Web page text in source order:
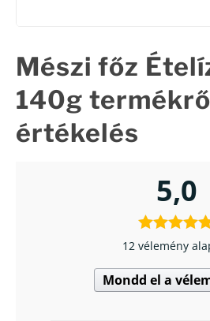
Mészi főz
140g
értékelés
5,0
12 vélemény
Mondd el a